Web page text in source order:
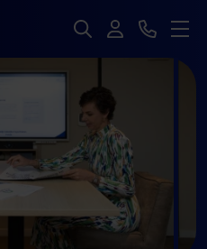
Zoek op de hele
InloggenBekijk
Menu